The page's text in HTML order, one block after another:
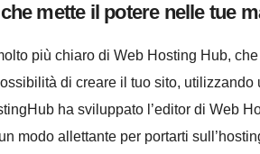
mette il potere nelle tue
più chiaro di Web Hosting Hub,
di creare il tuo sito,
ha sviluppato l’editor di Web
modo allettante per portarti